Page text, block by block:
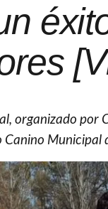
organizado por
Canino Municipal